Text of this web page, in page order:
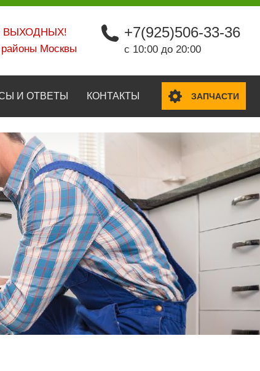
ВЫХОДНЫХ!
районы Москвы
+7(925)506-33-36
с 10:00 до 20:00
И ОТВЕТЫ КОНТАКТЫ ЗАПЧАСТИ